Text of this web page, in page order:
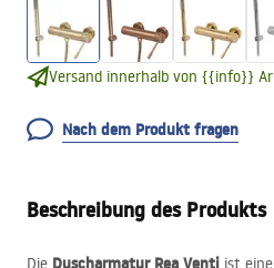
Versand innerhalb von {{info}}
Nach dem Produkt fragen
Beschreibung des Produkts
Die Duscharmatur Rea Venti ist